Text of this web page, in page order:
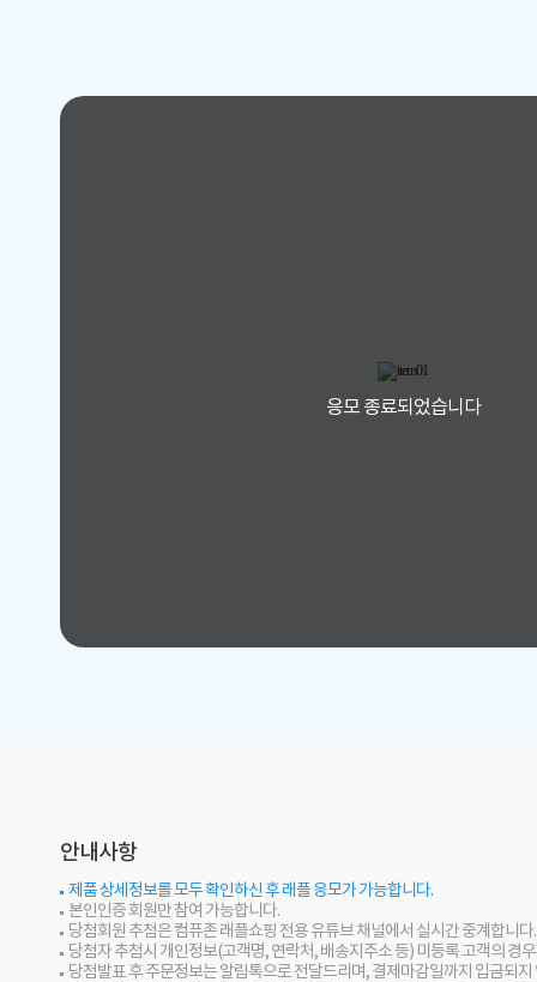
응모 종료되었습니다
안내사항
제품 상세정보를 모두 확인하신 후 래플 응모가 가능합니다.
본인인증 회원만 참여 가능합니다.
당첨회원 추첨은 컴퓨존 래플쇼핑 전용 유튜브 채널에서 실시간 중계합니다.
당첨자 추첨시 개인정보(고객명, 연락처, 배송지주소 등) 미등록 고객의 경
당첨발표 후 주문정보는 알림톡으로 전달드리며, 결제마감일까지 입금되